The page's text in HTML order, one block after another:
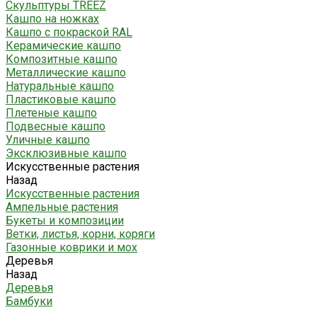
Скульптуры TREEZ
Кашпо на ножках
Кашпо с покраской RAL
Керамические кашпо
Композитные кашпо
Металлические кашпо
Натуральные кашпо
Пластиковые кашпо
Плетеные кашпо
Подвесные кашпо
Уличные кашпо
Эксклюзивные кашпо
Искусственные растения
Назад
Искусственные растения
Ампельные растения
Букеты и композиции
Ветки, листья, корни, коряги
Газонные коврики и мох
Деревья
Назад
Деревья
Бамбуки